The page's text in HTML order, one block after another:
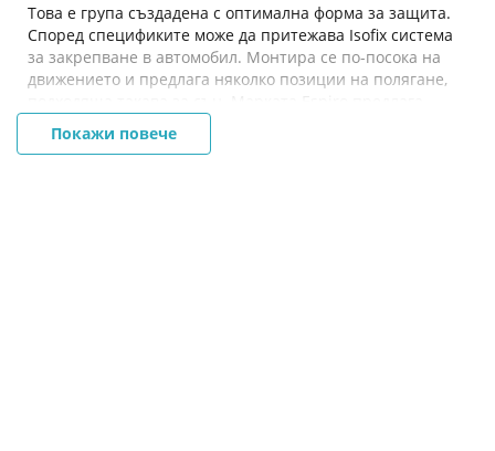
Това е група създадена с оптимална форма за защита.
Според спецификите може да притежава Isofix система
за закрепване в автомобил. Монтира се по-посока на
движението и предлага няколко позиции на полягане,
комфортни текстилни части, елегантни цветове и
дизайн.
Покажи повече